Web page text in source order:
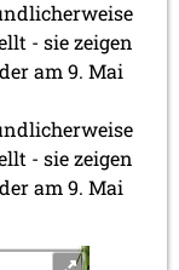
- sie zeigen
am 9. Mai
- sie zeigen
am 9. Mai